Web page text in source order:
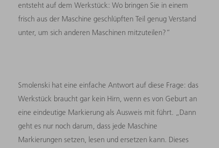
entsteht auf dem Werkstück: Wo bringen Sie in einem
frisch aus der Maschine geschlüpften Teil genug Verstand
unter, um sich anderen Maschinen mitzuteilen?“
Smolenski hat eine einfache Antwort auf diese Frage: das
Werkstück braucht gar kein Hirn, wenn es von Geburt an
eine eindeutige Markierung als Ausweis mit führt. „Dann
geht es nur noch darum, dass jede Maschine
Markierungen setzen, lesen und ersetzen kann. Dieses